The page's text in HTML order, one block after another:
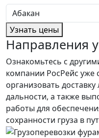
Узнать цены
Направления
Ознакомьтесь с
компании РосРейс
организовать
дальности, а также
работы для
сохранности груза в